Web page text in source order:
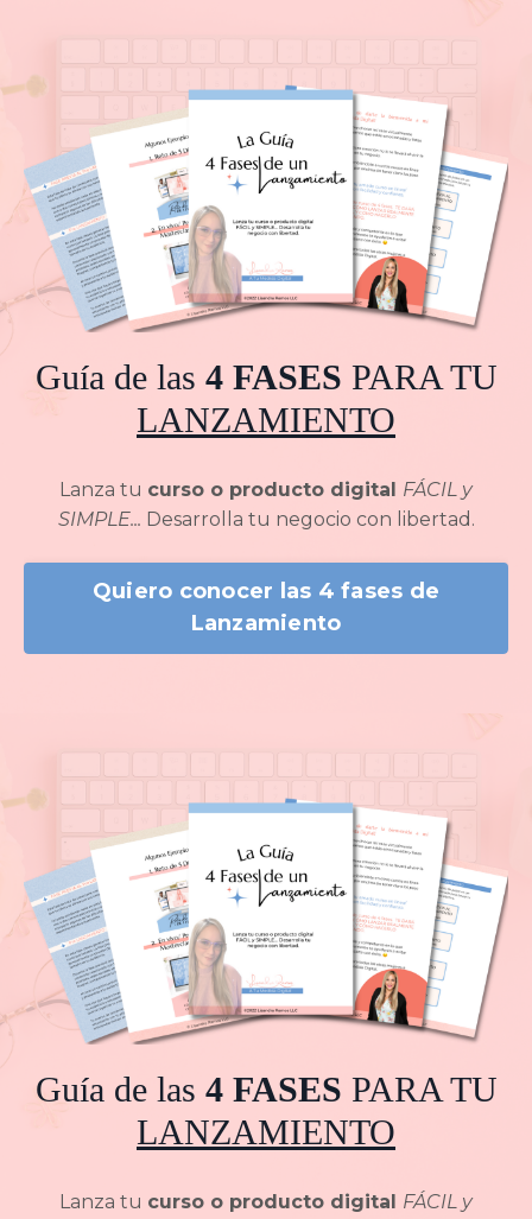
Guía de las 4 FASES PARA TU
LANZAMIENTO
Lanza tu curso o producto digital FÁCIL y
SIMPLE... Desarrolla tu negocio con libertad.
Quiero conocer las 4 fases de
Lanzamiento
Guía de las 4 FASES PARA TU
LANZAMIENTO
Lanza tu curso o producto digital FÁCIL y